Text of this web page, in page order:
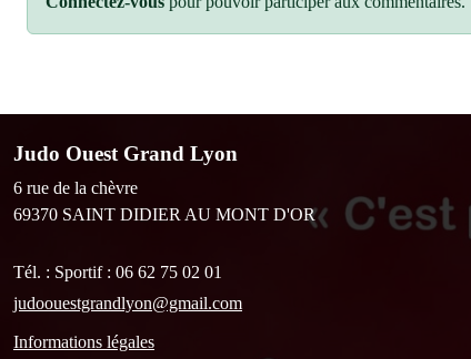
Judo Ouest Grand Lyon
6 rue de la chèvre
69370 SAINT DIDIER AU MONT D'OR
Tél. : Sportif : 06 62 75 02 01
judoouestgrandlyon@gmail.com
Informations légales